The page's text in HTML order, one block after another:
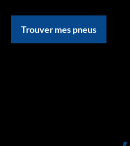
Trouver mes pneus